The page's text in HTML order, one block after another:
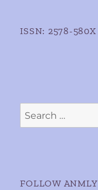
ISSN: 2578-580X
Search
for:
FOLLOW ANMLY